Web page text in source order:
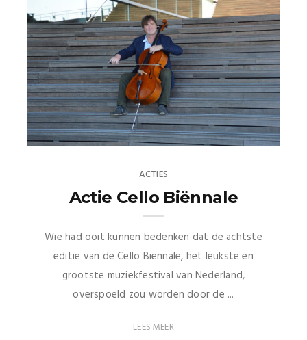
ACTIES
Actie Cello Biënnale
Wie had ooit kunnen bedenken dat de achtste
editie van de Cello Biënnale, het leukste en
grootste muziekfestival van Nederland,
overspoeld zou worden door de ...
LEES MEER